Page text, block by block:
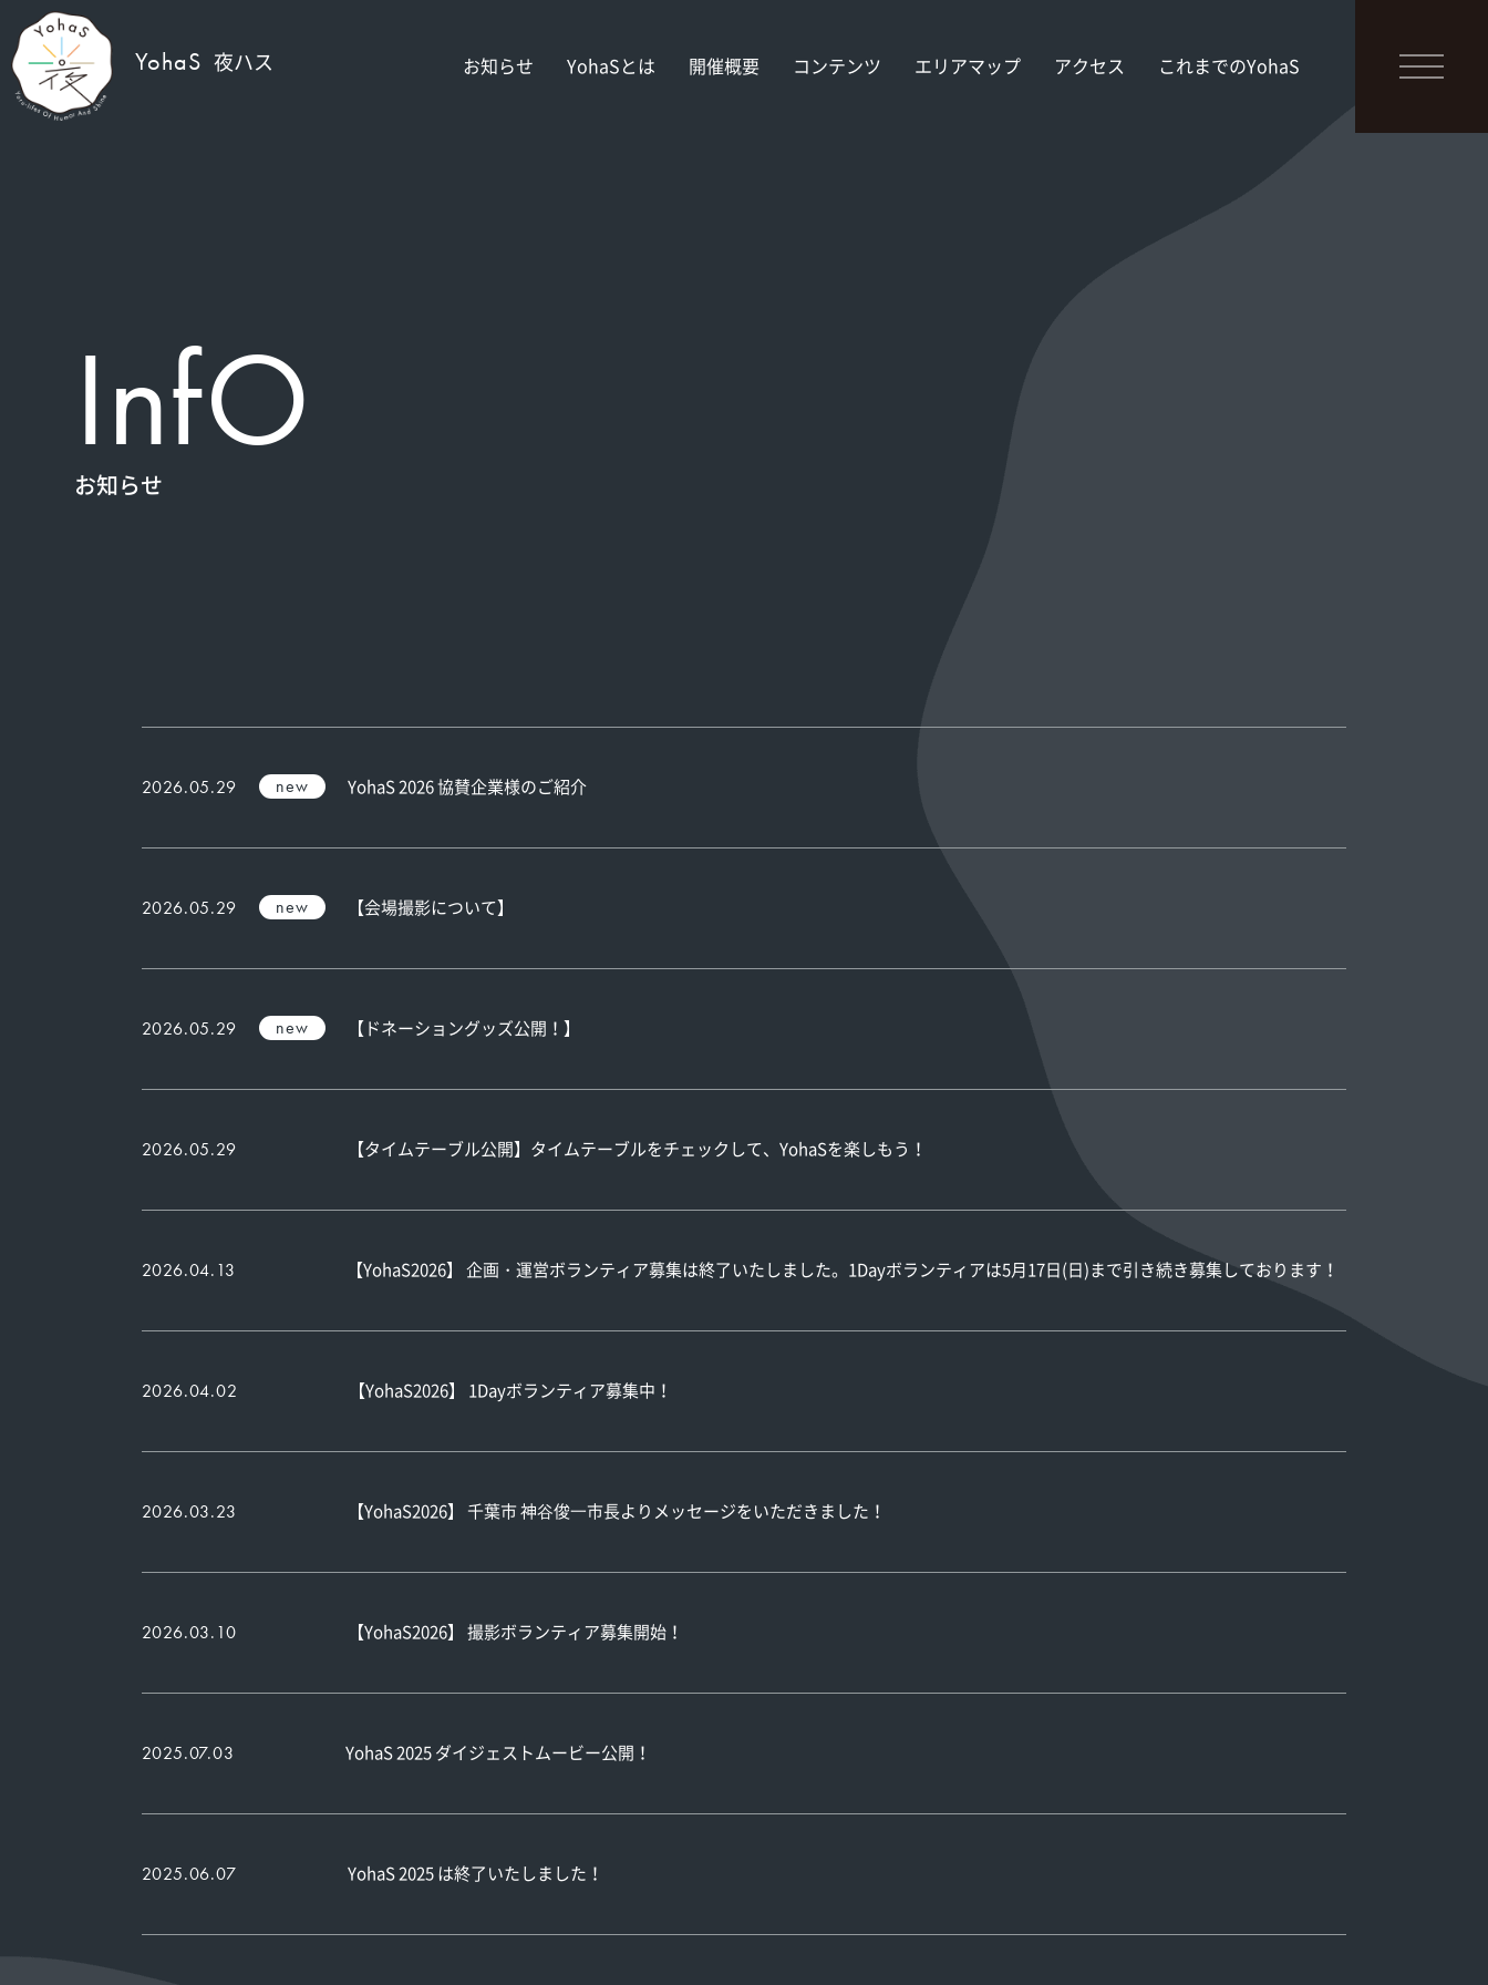
YohaS 夜ハス お知らせ YohaSとは 開催概要 コンテンツ エリアマップ アクセス これまでのYohaS
InfO
お知らせ
2026.05.29 new YohaS 2026 協賛企業様のご紹介
2026.05.29 new 【会場撮影について】
2026.05.29 new 【ドネーショングッズ公開！】
2026.05.29 【タイムテーブル公開】タイムテーブルをチェックして、YohaSを楽しもう！
2026.04.13 【YohaS2026】 企画・運営ボランティア募集は終了いたしました。1Dayボランティアは5月17日(日)まで引き続き募集しております！
2026.04.02 【YohaS2026】 1Dayボランティア募集中！
2026.03.23 【YohaS2026】 千葉市 神⾕俊⼀市長よりメッセージをいただきました！
2026.03.10 【YohaS2026】 撮影ボランティア募集開始！
2025.07.03 YohaS 2025 ダイジェストムービー公開！
2025.06.07 YohaS 2025 は終了いたしました！